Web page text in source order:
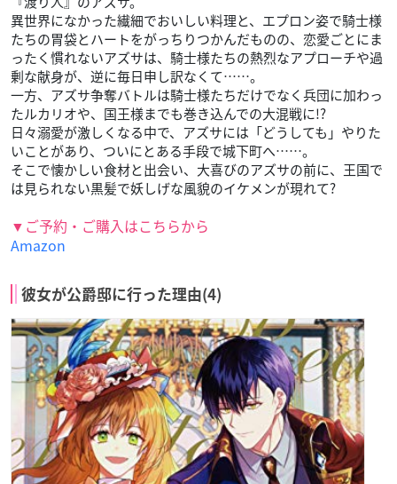
異世界になかった繊細でおいしい料理と、エプロン姿で騎士様
たちの胃袋とハートをがっちりつかんだものの、恋愛ごとにま
ったく慣れないアズサは、騎士様たちの熱烈なアプローチや過
剰な献身が、逆に毎日申し訳なくて……。
一方、アズサ争奪バトルは騎士様たちだけでなく兵団に加わっ
たルカリオや、国王様までも巻き込んでの大混戦に!?
日々溺愛が激しくなる中で、アズサには「どうしても」やりた
いことがあり、ついにとある手段で城下町へ……。
そこで懐かしい食材と出会い、大喜びのアズサの前に、王国で
は見られない黒髪で妖しげな風貌のイケメンが現れて?
▼ご予約・ご購入はこちらから
Amazon
彼女が公爵邸に行った理由(4)